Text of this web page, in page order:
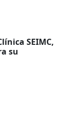
SEIMC,
su